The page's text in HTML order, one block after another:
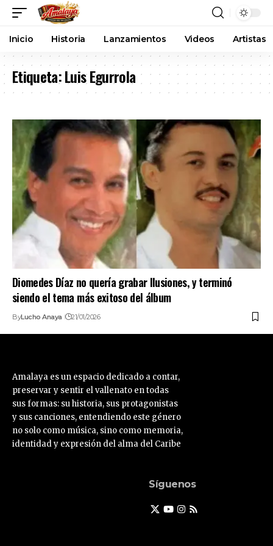
Inicio Historia Lanzamientos Videos Artistas
Etiqueta:Luis Egurrola
Diomedes Díaz no quería grabar Ilusiones, y terminó
siendo el tema más exitoso del álbum
ByLucho Anaya 21/01/2026
Amalaya es un espacio dedicado a contar,
preservar y sentir el vallenato en todas
sus formas: su historia, sus protagonistas
y sus canciones, entendiendo este género
no solo como música, sino como memoria,
identidad y expresión del alma del Caribe
Síguenos